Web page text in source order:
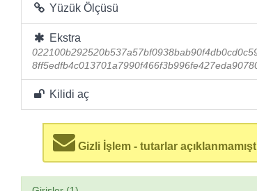
Yüzük Ölçüsü
Ekstra
Kilidi aç
Gizli İşlem - tutarlar